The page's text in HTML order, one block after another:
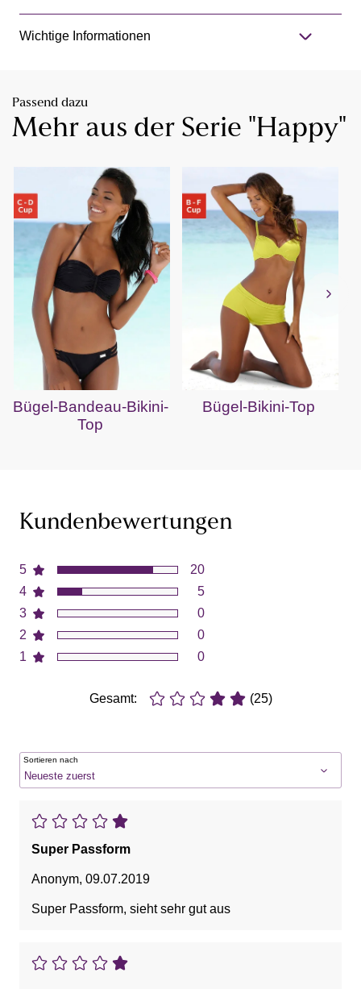
Wichtige Informationen
Passend dazu
Mehr aus der Serie "Happy"
Bügel-Bandeau-Bikini-
Top
Bügel-Bikini-Top
Kundenbewertungen
5
4
3
2
1
20
5
0
0
0
Gesamt: (25)
Sortieren nach
Super Passform
Anonym, 09.07.2019
Super Passform, sieht sehr gut aus